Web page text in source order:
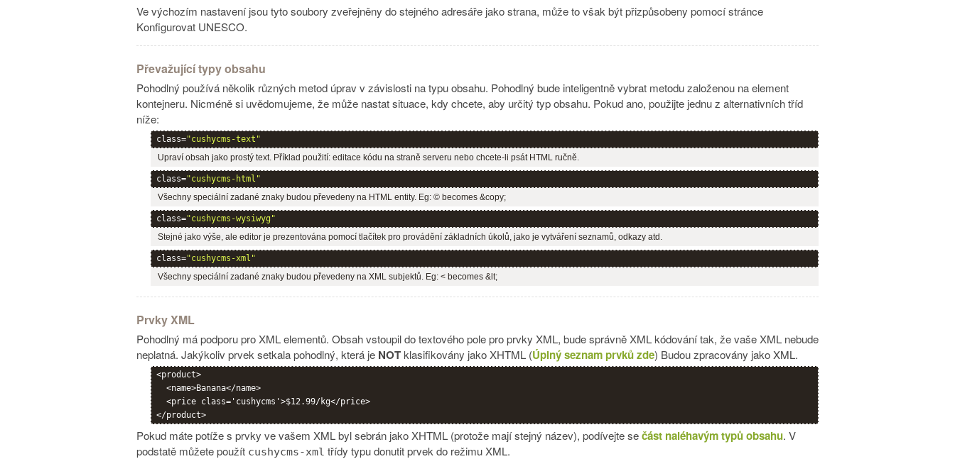
Ve výchozím nastavení jsou tyto soubory zveřejněny do stejného adresáře jako strana, může to však být přizpůsobeny pomocí stránce
Konfigurovat UNESCO.
Převažující typy obsahu
Pohodlný používá několik různých metod úprav v závislosti na typu obsahu. Pohodlný bude inteligentně vybrat metodu založenou na element
kontejneru. Nicméně si uvědomujeme, že může nastat situace, kdy chcete, aby určitý typ obsahu. Pokud ano, použijte jednu z alternativních tříd
níže:
class="cushycms-text"
Upraví obsah jako prostý text. Příklad použití: editace kódu na straně serveru nebo chcete-li psát HTML ručně.
class="cushycms-html"
Všechny speciální zadané znaky budou převedeny na HTML entity. Eg: © becomes &copy;
class="cushycms-wysiwyg"
Stejné jako výše, ale editor je prezentována pomocí tlačítek pro provádění základních úkolů, jako je vytváření seznamů, odkazy atd.
class="cushycms-xml"
Všechny speciální zadané znaky budou převedeny na XML subjektů. Eg: < becomes &lt;
Prvky XML
Pohodlný má podporu pro XML elementů. Obsah vstoupil do textového pole pro prvky XML, bude správně XML kódování tak, že vaše XML nebude
neplatná. Jakýkoliv prvek setkala pohodlný, která je NOT klasifikovány jako XHTML (Úplný seznam prvků zde) Budou zpracovány jako XML.
<product>
  <name>Banana</name>
  <price class='cushycms'>$12.99/kg</price>
Pokud máte potíže s prvky ve vašem XML byl sebrán jako XHTML (protože mají stejný název), podívejte sečást naléhavým typů obsahu. V
podstatě můžete použít cushycms-xml třídy typu donutit prvek do režimu XML.